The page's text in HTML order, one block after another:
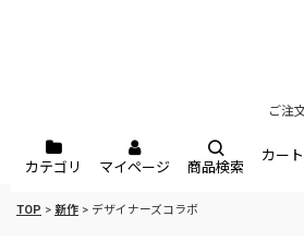
ご注
カテゴリ マイページ 商品検索
カート
TOP > 新作 > デザイナーズコラボ